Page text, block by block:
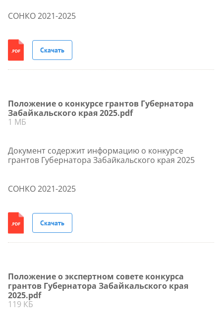
СОНКО 2021-2025
Скачать
Положение о конкурсе грантов Губернатора
Забайкальского края 2025.pdf
1 МБ
Документ содержит информацию о конкурсе
грантов Губернатора Забайкальского края 2025
СОНКО 2021-2025
Скачать
Положение о экспертном совете конкурса
грантов Губернатора Забайкальского края
2025.pdf
119 КБ